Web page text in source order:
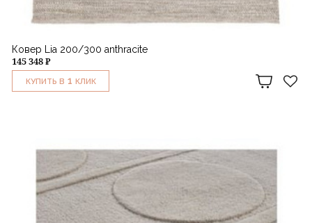
Ковер Lia 200/300 anthracite
145 348 ₽
КУПИТЬ В 1 КЛИК